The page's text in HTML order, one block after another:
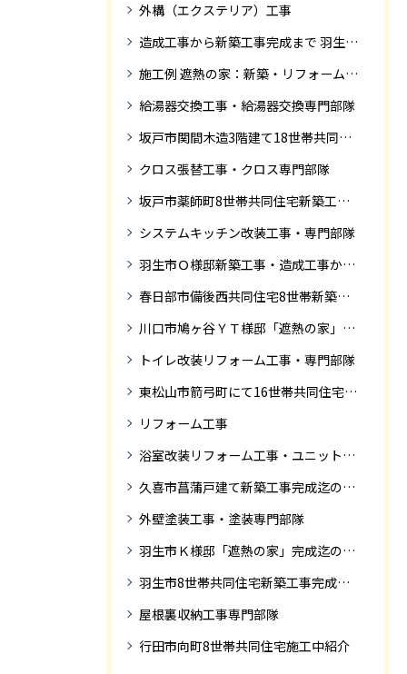
外構（エクステリア）工事
造成工事から新築工事完成まで 羽生市Ｓ様邸新築工事・
施工例 遮熱の家：新築・リフォーム ドローンにて空撮
給湯器交換工事・給湯器交換専門部隊
坂戸市関間木造3階建て18世帯共同住宅の完成迄紹介
クロス張替工事・クロス専門部隊
坂戸市薬師町8世帯共同住宅新築工事完成迄の紹介です
システムキッチン改装工事・専門部隊
羽生市Ｏ様邸新築工事・造成工事から住宅完成までの紹介
春日部市備後西共同住宅8世帯新築工事完成迄の紹介です。
川口市鳩ヶ谷ＹＴ様邸「遮熱の家」工事状況
トイレ改装リフォーム工事・専門部隊
東松山市箭弓町にて16世帯共同住宅新築工事完成迄の紹介です。
リフォーム工事
浴室改装リフォーム工事・ユニットバス専門部隊
久喜市菖蒲戸建て新築工事完成迄の紹介
外壁塗装工事・塗装専門部隊
羽生市Ｋ様邸「遮熱の家」完成迄の紹介です
羽生市8世帯共同住宅新築工事完成迄の紹介
屋根裏収納工事専門部隊
行田市向町8世帯共同住宅施工中紹介